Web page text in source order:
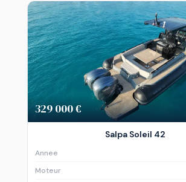
329 000 €
Salpa Soleil 42
Annee
Moteur